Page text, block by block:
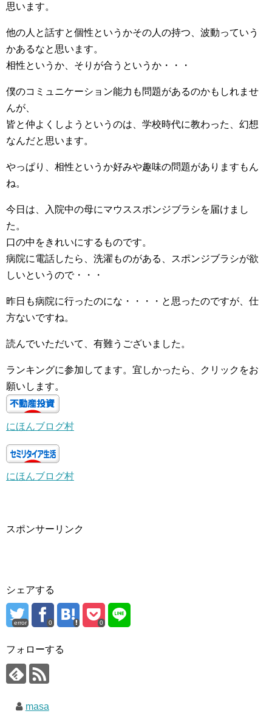
思います。
他の人と話すと個性というかその人の持つ、波動っていう
かあるなと思います。
相性というか、そりが合うというか・・・
僕のコミュニケーション能力も問題があるのかもしれませ
んが、
皆と仲よくしようというのは、学校時代に教わった、幻想
なんだと思います。
やっぱり、相性というか好みや趣味の問題がありますもん
ね。
今日は、入院中の母にマウススポンジブラシを届けまし
た。
口の中をきれいにするものです。
病院に電話したら、洗濯ものがある、スポンジブラシが欲
しいというので・・・
昨日も病院に行ったのにな・・・・と思ったのですが、仕
方ないですね。
読んでいただいて、有難うございました。
ランキングに参加してます。宜しかったら、クリックをお
願いします。
にほんブログ村
にほんブログ村
スポンサーリンク
シェアする
error 0 0
フォローする
masa